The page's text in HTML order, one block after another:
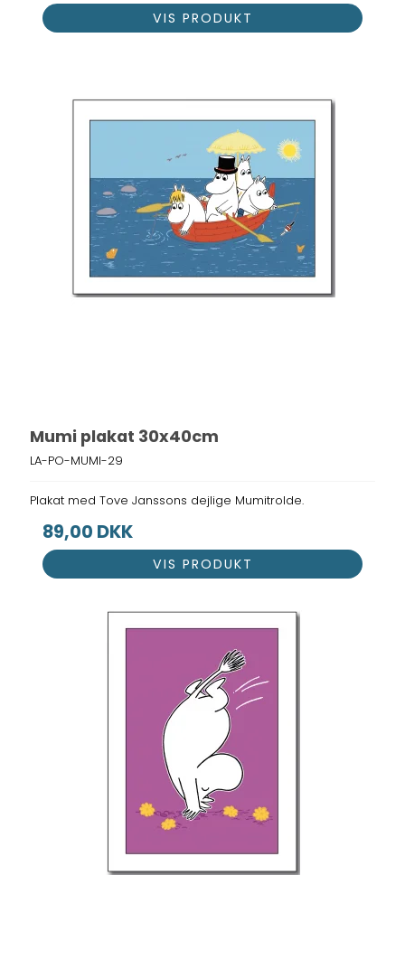
VIS PRODUKT
Mumi plakat 30x40cm
LA-PO-MUMI-29
Plakat med Tove Janssons dejlige Mumitrolde.
89,00 DKK
VIS PRODUKT